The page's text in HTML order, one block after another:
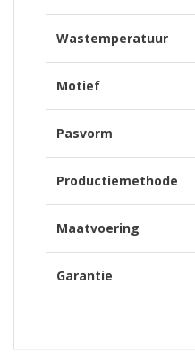
Wastemperatuur
Motief
Pasvorm
Productiemethode
Maatvoering
Garantie